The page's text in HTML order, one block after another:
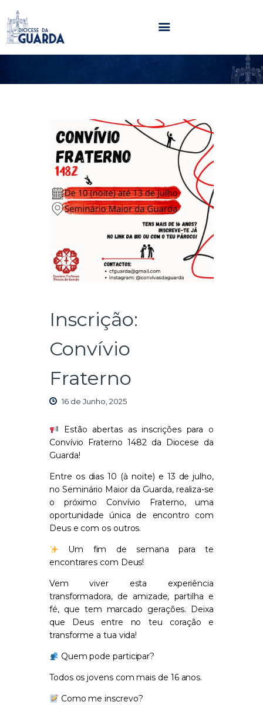
HOME
PARÓQUIAS
NOTÍCIAS
AGENDA
MULTIMÉDIA
SENTIR COM A IGREJA
CONTACTOS
Inscrição:
Convívio
Fraterno
16 de Junho, 2025
Estão abertas as inscrições para o
Convívio Fraterno 1482 da Diocese da
Guarda!
Entre os dias 10 (à noite) e 13 de julho,
no Seminário Maior da Guarda, realiza-se
o próximo Convívio Fraterno, uma
oportunidade única de encontro com
Deus e com os outros.
Um fim de semana para te
encontrares com Deus!
Vem viver esta experiência
transformadora, de amizade, partilha e
fé, que tem marcado gerações. Deixa
que Deus entre no teu coração e
transforme a tua vida!
Quem pode participar?
Todos os jovens com mais de 16 anos.
Como me inscrevo?